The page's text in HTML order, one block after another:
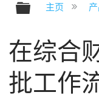
扩展/隐
主页
在综合
批工作